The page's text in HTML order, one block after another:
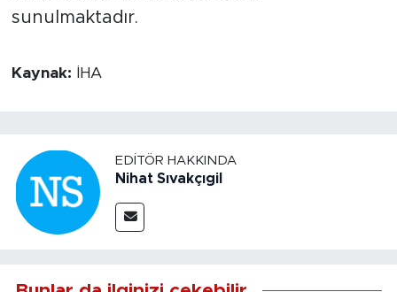
sunulmaktadır.
Kaynak: İHA
EDITÖR HAKKINDA
Nihat Sıvakçıgil